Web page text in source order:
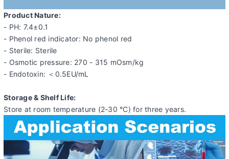
Product Nature:
- PH: 7.4±0.1
- Phenol red indicator: No phenol red
- Sterile: Sterile
- Osmotic pressure: 270 - 315 mOsm/kg
- Endotoxin: ＜0.5EU/mL
Storage & Shelf Life:
Store at room temperature (2-30 °C) for three years.